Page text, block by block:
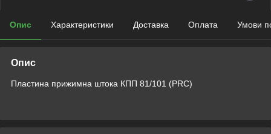
Опис Характеристики Доставка Оплата Умови
Опис
Пластина прижимна штока КПП 81/101 (PRC)